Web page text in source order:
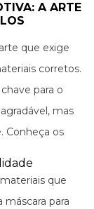
A ARTE
que exige
corretos.
para o
mas
Conheça os
garantindo um
que
para